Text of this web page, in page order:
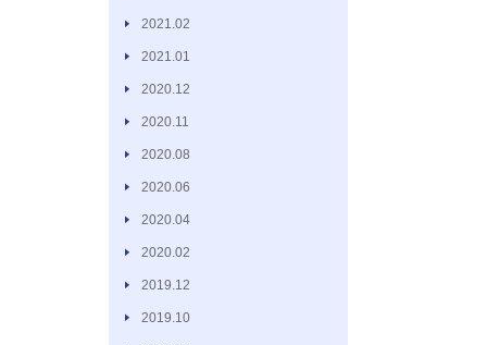
2021.02
2021.01
2020.12
2020.11
2020.08
2020.06
2020.04
2020.02
2019.12
2019.10